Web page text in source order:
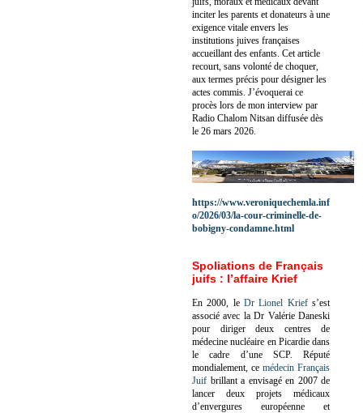
inciter les parents et donateurs à une
exigence vitale envers les
institutions juives françaises
accueillant des enfants. Cet article
recourt, sans volonté de choquer,
aux termes précis pour désigner les
actes commis. J’évoquerai ce
procès lors de mon interview par
Radio Chalom Nitsan diffusée dès
le 26 mars 2026.
https://www.veroniquechemla.inf
o/2026/03/la-cour-criminelle-de-
bobigny-condamne.html
Spoliations de Français
juifs : l’affaire Krief
En 2000, le Dr Lionel Kriefs’est
associé avec la Dr Valérie Daneski
pour diriger deux centres de
médecine nucléaire en Picardie dans
le cadre d’une SCP. Réputé
mondialement, ce médecin Français
Juif brillant a envisagé en 2007 de
lancer deux projets médicaux
d’envergures européenne et